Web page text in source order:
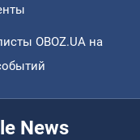
OBOZ.UA на
News